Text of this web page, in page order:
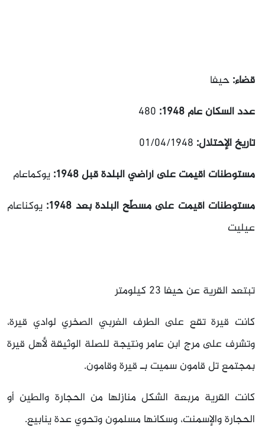
قضاء: حيفا
عدد السكان عام 1948:
480
تاريخ الإحتلال: 01/04/1948
مستوطنات أقيمت على أراضي البلدة قبل 1948:
يوكماعام
مستوطنات أقيمت على مسطّح البلدة بعد 1948:
يوكناعام
عيليت
تبتعد القرية عن حيفا 23 كيلومتر
كانت قيرة تقع على الطرف الغربي الصخري لوادي قيرة،
وتشرف على مرج ابن عامر ونتيجة للصلة الوثيقة لأهل قيرة
بمجتمع تل قامون سميت بـ قيرة وقامون.
كانت القرية مربعة الشكل منازلها من الحجارة والطين أو
الحجارة والإسمنت، وسكانها مسلمون وتحوي عدة ينابيع.